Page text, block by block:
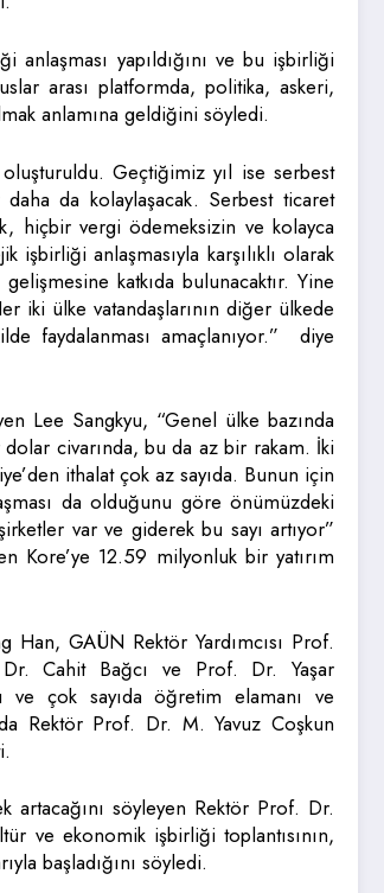
yapıldığını ve bu işbirliği
arası platformda, politika, askeri,
anlamına geldiğini söyledi.
oluşturuldu. Geçtiğimiz yıl ise serbest
da kolaylaşacak. Serbest ticaret
hiçbir vergi ödemeksizin ve kolayca
işbirliği anlaşmasıyla karşılıklı olarak
katkıda bulunacaktır. Yine
iki ülke vatandaşlarının diğer ülkede
faydalanması amaçlanıyor.” diye
Lee Sangkyu, “Genel ülke bazında
civarında, bu da az bir rakam. İki
ithalat çok az sayıda. Bunun için
da olduğunu göre önümüzdeki
var ve giderek bu sayı artıyor”
Kore’ye 12.59 milyonluk bir yatırım
GAÜN Rektör Yardımcısı Prof.
Cahit Bağcı ve Prof. Dr. Yaşar
çok sayıda öğretim elamanı ve
Rektör Prof. Dr. M. Yavuz Coşkun
söyleyen Rektör Prof. Dr.
ve ekonomik işbirliği toplantısının,
başladığını söyledi.